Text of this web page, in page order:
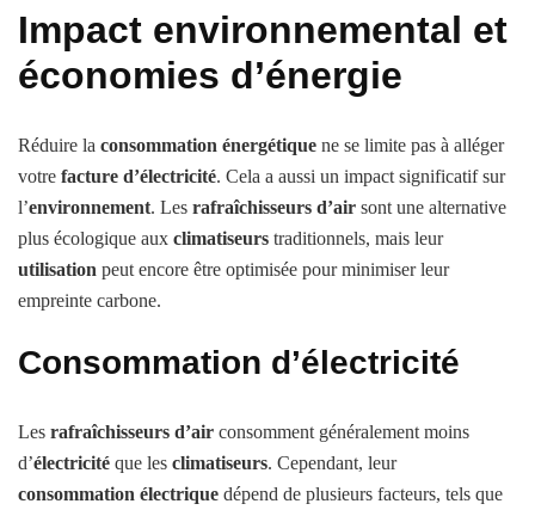
Impact environnemental et
économies d’énergie
Réduire la consommation énergétique ne se limite pas à alléger
votre facture d’électricité. Cela a aussi un impact significatif sur
l’environnement. Les rafraîchisseurs d’air sont une alternative
plus écologique aux climatiseurs traditionnels, mais leur
utilisation peut encore être optimisée pour minimiser leur
empreinte carbone.
Consommation d’électricité
Les rafraîchisseurs d’air consomment généralement moins
d’électricité que les climatiseurs. Cependant, leur
consommation électrique dépend de plusieurs facteurs, tels que